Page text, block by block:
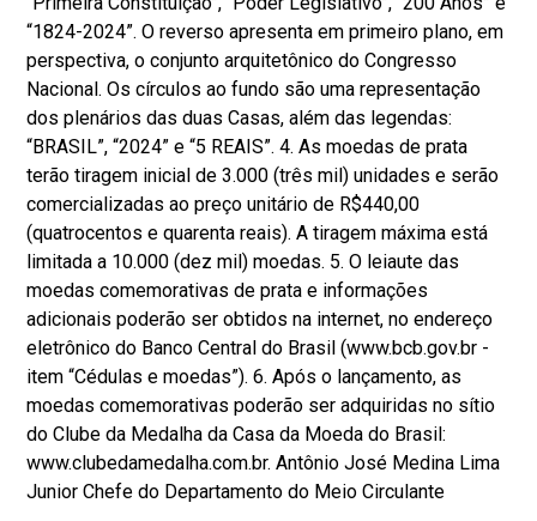
“1824-2024”. O reverso apresenta em primeiro plano, em
perspectiva, o conjunto arquitetônico do Congresso
Nacional. Os círculos ao fundo são uma representação
dos plenários das duas Casas, além das legendas:
“BRASIL”, “2024” e “5 REAIS”. 4. As moedas de prata
terão tiragem inicial de 3.000 (três mil) unidades e serão
comercializadas ao preço unitário de R$440,00
(quatrocentos e quarenta reais). A tiragem máxima está
limitada a 10.000 (dez mil) moedas. 5. O leiaute das
moedas comemorativas de prata e informações
adicionais poderão ser obtidos na internet, no endereço
eletrônico do Banco Central do Brasil (www.bcb.gov.br -
item “Cédulas e moedas”). 6. Após o lançamento, as
moedas comemorativas poderão ser adquiridas no sítio
do Clube da Medalha da Casa da Moeda do Brasil:
www.clubedamedalha.com.br. Antônio José Medina Lima
Junior Chefe do Departamento do Meio Circulante